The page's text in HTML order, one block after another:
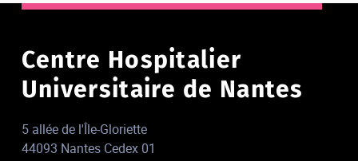
Centre Hospitalier
Universitaire de Nantes
5 allée de l'Île-Gloriette
44093 Nantes Cedex 01